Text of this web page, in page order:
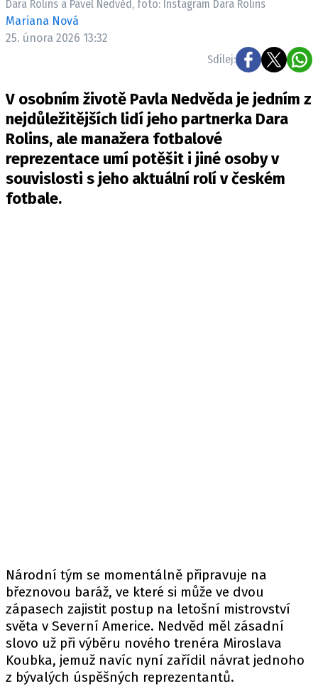
Dara Rolins a Pavel Nedvěd, foto: Instagram Dara Rolins
Mariana Nová
25. února 2026 13:32
Sdílej:
V osobním životě Pavla Nedvěda je jedním z
nejdůležitějších lidí jeho partnerka Dara
Rolins, ale manažera fotbalové
reprezentace umí potěšit i jiné osoby v
souvislosti s jeho aktuální rolí v českém
fotbale.
Národní tým se momentálně připravuje na
březnovou baráž, ve které si může ve dvou
zápasech zajistit postup na letošní mistrovství
světa v Severní Americe. Nedvěd měl zásadní
slovo už při výběru nového trenéra Miroslava
Koubka, jemuž navíc nyní zařídil návrat jednoho
z bývalých úspěšných reprezentantů.